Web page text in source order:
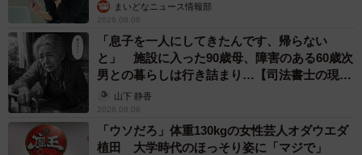
まいどなニュース情報部
2026.08.08
「息子を一人にしてきたんです、帰らない
と」 施設に入った90歳母、障害のある60歳次
男との暮らしは行き詰まり…【司法書士の現場
から】山下 静香
2026.08.08
「ウソだろ」体重130kgの女性芸人オダウエダ
植田 大学時代のほっそり姿に「マジで」